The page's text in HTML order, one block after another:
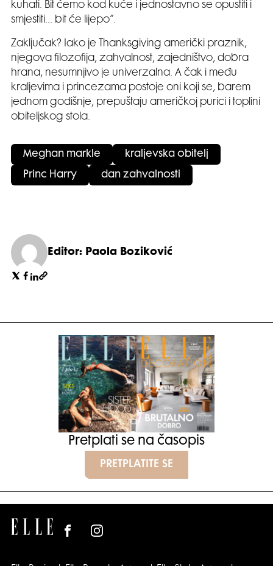
kuhati. Bit ćemo kod kuće i jednostavno se opustiti i
smjestiti… bit će lijepo”.
Zaključak? Iako je Thanksgiving američki praznik,
njegova filozofija, zahvalnost, zajedništvo, dobra
hrana, nesumnjivo je univerzalna. A čak i među
kraljevima i princezama postoje oni koji se, barem
jednom godišnje, prepuštaju američkoj purici i toplini
obiteljskog stola.
Meghan markle kraljevska obitelj
Princ Harry dan zahvalnosti
Editor: Paola Boziković
Pretplati se na časopis
PRETPLATITE SE